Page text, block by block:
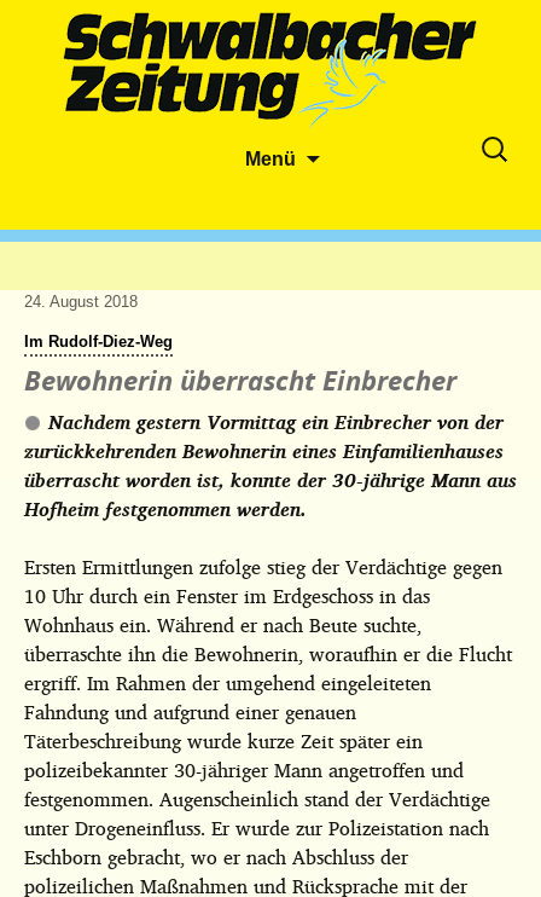
Menü
Suche
24. August 2018
Im Rudolf-Diez-Weg
Bewohnerin überrascht Einbrecher
Nachdem gestern Vormittag ein Einbrecher von der
zurückkehrenden Bewohnerin eines Einfamilienhauses
überrascht worden ist, konnte der 30-jährige Mann aus
Hofheim festgenommen werden.
Ersten Ermittlungen zufolge stieg der Verdächtige gegen
10 Uhr durch ein Fenster im Erdgeschoss in das
Wohnhaus ein. Während er nach Beute suchte,
überraschte ihn die Bewohnerin, woraufhin er die Flucht
ergriff. Im Rahmen der umgehend eingeleiteten
Fahndung und aufgrund einer genauen
Täterbeschreibung wurde kurze Zeit später ein
polizeibekannter 30-jähriger Mann angetroffen und
festgenommen. Augenscheinlich stand der Verdächtige
unter Drogeneinfluss. Er wurde zur Polizeistation nach
Eschborn gebracht, wo er nach Abschluss der
polizeilichen Maßnahmen und Rücksprache mit der